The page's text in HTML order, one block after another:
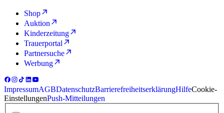
Shop
Auktion
Kinderzeitung
Trauerportal
Partnersuche
Werbung
ImpressumAGBDatenschutzBarrierefreiheitserklärungHilfeCookie-
EinstellungenPush-Mitteilungen